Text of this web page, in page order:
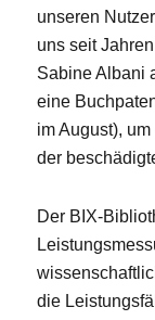
unseren
uns seit
Sabine Albani
eine
im August),
der
Der BIX-
die